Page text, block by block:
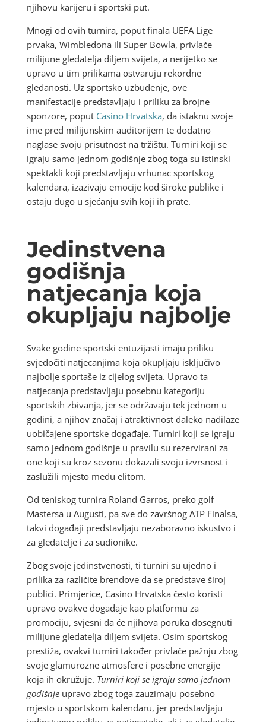
njihovu karijeru i sportski put.
Mnogi od ovih turnira, poput finala UEFA Lige
prvaka, Wimbledona ili Super Bowla, privlače
milijune gledatelja diljem svijeta, a nerijetko se
upravo u tim prilikama ostvaruju rekordne
gledanosti. Uz sportsko uzbuđenje, ove
manifestacije predstavljaju i priliku za brojne
sponzore, poput Casino Hrvatska, da istaknu svoje
ime pred milijunskim auditorijem te dodatno
naglase svoju prisutnost na tržištu. Turniri koji se
igraju samo jednom godišnje zbog toga su istinski
spektakli koji predstavljaju vrhunac sportskog
kalendara, izazivaju emocije kod široke publike i
ostaju dugo u sjećanju svih koji ih prate.
Jedinstvena
godišnja
natjecanja koja
okupljaju najbolje
Svake godine sportski entuzijasti imaju priliku
svjedočiti natjecanjima koja okupljaju isključivo
najbolje sportaše iz cijelog svijeta. Upravo ta
natjecanja predstavljaju posebnu kategoriju
sportskih zbivanja, jer se održavaju tek jednom u
godini, a njihov značaj i atraktivnost daleko nadilaze
uobičajene sportske događaje. Turniri koji se igraju
samo jednom godišnje u pravilu su rezervirani za
one koji su kroz sezonu dokazali svoju izvrsnost i
zaslužili mjesto među elitom.
Od teniskog turnira Roland Garros, preko golf
Mastersa u Augusti, pa sve do završnog ATP Finalsa,
takvi događaji predstavljaju nezaboravno iskustvo i
za gledatelje i za sudionike.
Zbog svoje jedinstvenosti, ti turniri su ujedno i
prilika za različite brendove da se predstave široj
publici. Primjerice, Casino Hrvatska često koristi
upravo ovakve događaje kao platformu za
promociju, svjesni da će njihova poruka dosegnuti
milijune gledatelja diljem svijeta. Osim sportskog
prestiža, ovakvi turniri također privlače pažnju zbog
svoje glamurozne atmosfere i posebne energije
koja ih okružuje. Turniri koji se igraju samo jednom
godišnjeupravo zbog toga zauzimaju posebno
mjesto u sportskom kalendaru, jer predstavljaju